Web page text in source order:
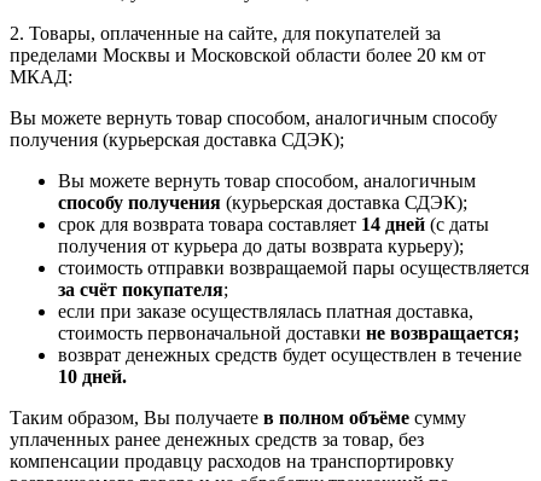
2. Товары, оплаченные на сайте, для покупателей за
пределами Москвы и Московской области более 20 км от
МКАД:
Вы можете вернуть товар способом, аналогичным способу
получения (курьерская доставка СДЭК);
Вы можете вернуть товар способом, аналогичным
способу получения (курьерская доставка СДЭК);
срок для возврата товара составляет 14 дней (с даты
получения от курьера до даты возврата курьеру);
стоимость отправки возвращаемой пары осуществляется
за счёт покупателя;
если при заказе осуществлялась платная доставка,
стоимость первоначальной доставки не возвращается;
возврат денежных средств будет осуществлен в течение
10 дней.
Таким образом, Вы получаете в полном объёме сумму
уплаченных ранее денежных средств за товар, без
компенсации продавцу расходов на транспортировку